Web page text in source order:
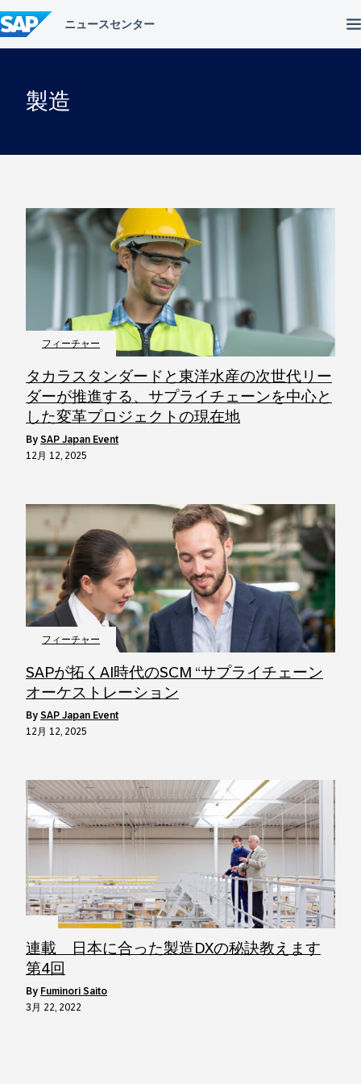
ン
テ
ン
製造
フィーチャー
タカラスタンダードと東洋水産の次世代リー
ダーが推進する、サプライチェーンを中心と
した変革プロジェクトの現在地
by SAP Japan Event
12月 12, 2025
フィーチャー
SAPが拓くAI時代のSCM “サプライチェーン
オーケストレーション
by SAP Japan Event
12月 12, 2025
連載 日本に合った製造DXの秘訣教えます
第4回
by Fuminori Saito
3月 22, 2022